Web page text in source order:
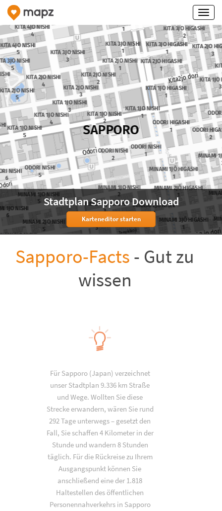
Stadtplan Sapporo Download
Karteneditor starten
Sapporo-Facts - Gut zu
wissen
Für Sapporo (Japan) verzeichnet
unser Stadtplan 9.336 km Straße
und Wege. Wollten Sie diese
Strecke erwandern, wären Sie rund
292 Tage unterwegs – gesetzt den
Fall, Sie schaffen 4 Kilometer in der
Stunde und wandern 8 Stunden
täglich. Für die Rückreise zu Ihrem
Ausgangspunkt können Sie
anschließend eine der 1.818
Haltestellen des öffentlichen
Personennahverkehrs in Sapporo